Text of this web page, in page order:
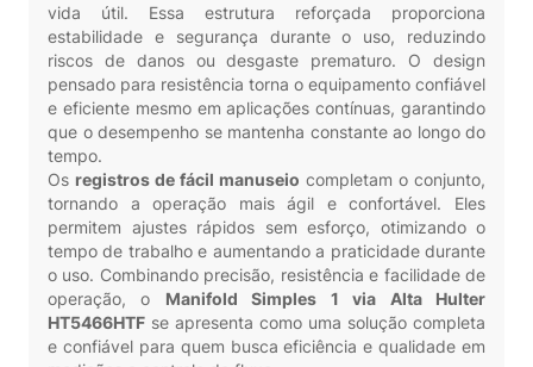
vida útil. Essa estrutura reforçada proporciona
estabilidade e segurança durante o uso, reduzindo
riscos de danos ou desgaste prematuro. O design
pensado para resistência torna o equipamento confiável
e eficiente mesmo em aplicações contínuas, garantindo
que o desempenho se mantenha constante ao longo do
tempo.
Os registros de fácil manuseio completam o conjunto,
tornando a operação mais ágil e confortável. Eles
permitem ajustes rápidos sem esforço, otimizando o
tempo de trabalho e aumentando a praticidade durante
o uso. Combinando precisão, resistência e facilidade de
operação, o Manifold Simples 1 via Alta Hulter
HT5466HTF se apresenta como uma solução completa
e confiável para quem busca eficiência e qualidade em